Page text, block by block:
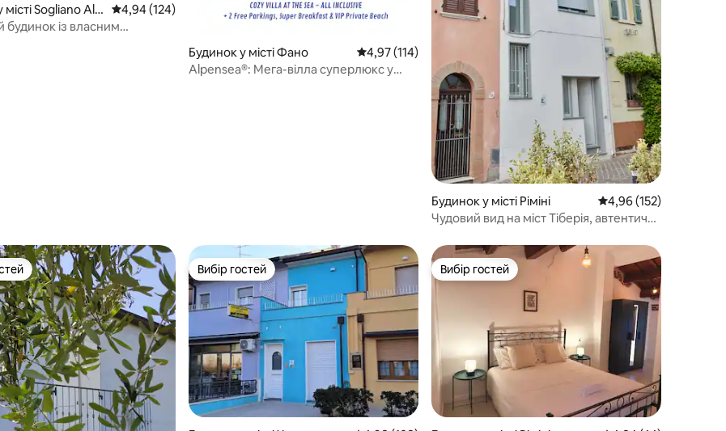
Sogliano Al R Середня оцінка: 4,94 з 5, відгуки: 124
4,94 (124)
будинок із власним
Будинок у місті Фано Середня оцінка: 4,97 з 5, відгуки: 114
4,97 (114)
Alpensea®: Мега-вілла суперлюкс у
Будинок у місті Ріміні Середня оцінка: 4,96
4,96 (152)
Чудовий вид на міст Тіберія, автентична
Вибір гостей
Вибір гостей Вибір гостей
Вибір гостей